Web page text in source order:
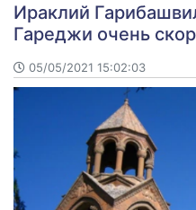
Ираклий
Гареджи очень
05/05/2021 15:02:03